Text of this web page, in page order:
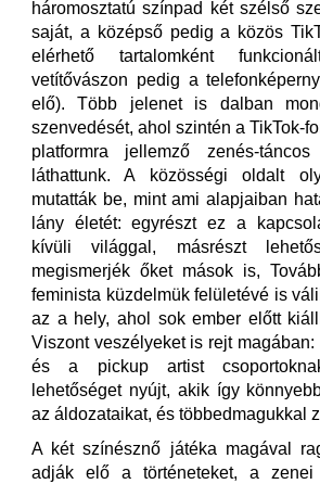
háromosztatú színpad két szélső
saját, a középső pedig a közös
elérhető tartalomként
vetítővászon pedig a
elő). Több jelenet is dalban
szenvedését, ahol szintén a TikTok-
platformra jellemző zenés-táncos
láthattunk. A közösségi oldalt
mutatták be, mint ami alapjaiban
lány életét: egyrészt ez a
kívüli világgal, másrészt
megismerjék őket mások is,
feminista küzdelmük felületévé is
az a hely, ahol sok ember előtt
Viszont veszélyeket is rejt
és a pickup artist
lehetőséget nyújt, akik így
az áldozataikat, és többedmagukkal
A két színésznő játéka magával
adják elő a történeteket, a zenei